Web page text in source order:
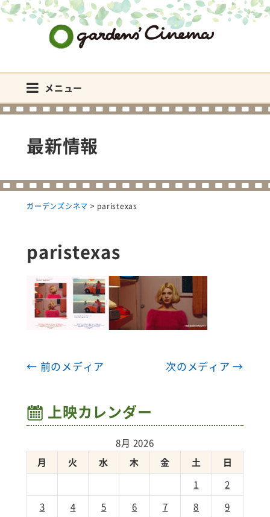
メニュー
最新情報
ガーデンズシネマ > paristexas
paristexas
← 前のメディア 次のメディア →
上映カレンダー
8月 2026
月
火 水 木 金 土
日
1
2
3
4 5 6 7 8
9